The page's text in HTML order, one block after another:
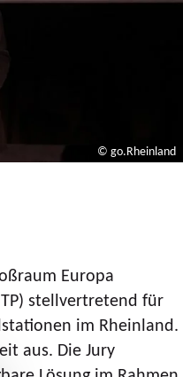
© go.Rheinland
Europa
stellvertretend für
im Rheinland.
aus. Die Jury